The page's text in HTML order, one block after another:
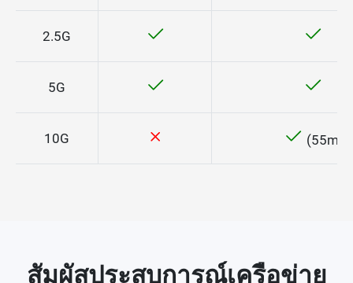
2.5G
5G
10G (55m)
สัมผัสประสบการณ์เครือข่าย